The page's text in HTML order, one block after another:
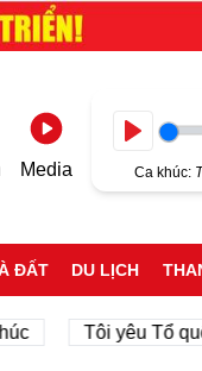
Media Ca khúc:
ĐẤT DU LỊCH
Tôi yêu Tổ quốc tôi